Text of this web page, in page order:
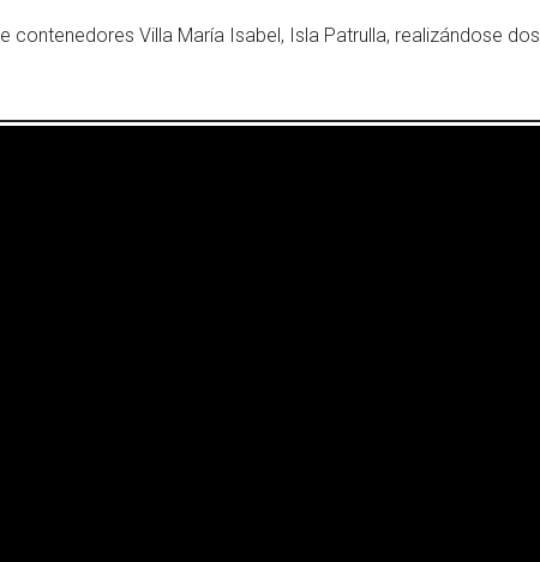
contenedores Villa María Isabel, Isla Patrulla, realizándose dos